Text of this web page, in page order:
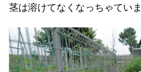
茎は溶けてなくなっちゃてい